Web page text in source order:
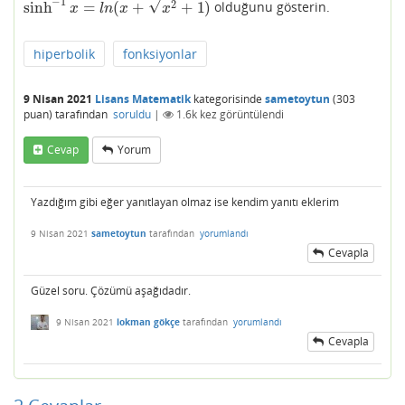
sinh x = ln(x + x2 + 1
√ )
sinh−1x= n(x +x2+ 1) olduğunu gösterin.
hiperbolik fonksiyonlar
9 Nisan 2021 Lisans Matematikkategorisinde sametoytun (303
puan) tarafından soruldu | 1.6k kez görüntülendi
Cevap Yorum
Yazdığım gibi eğer yanıtlayan olmaz ise kendim yanıtı eklerim
9 Nisan 2021 sametoytun tarafından yorumlandı
Cevapla
Güzel soru. Çözümü aşağıdadır.
9 Nisan 2021 lokman gökçe tarafından yorumlandı
Cevapla